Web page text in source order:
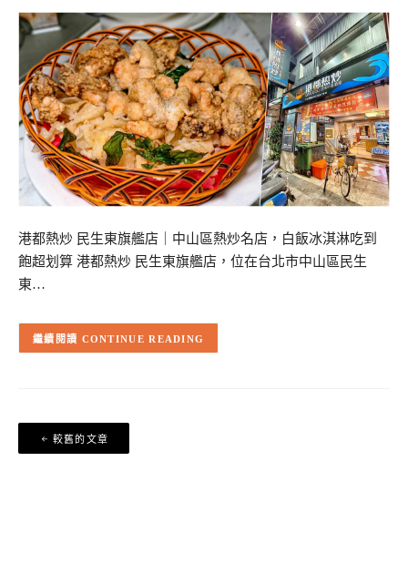
港都熱炒 民生東旗艦店｜中山區熱炒名店，白飯冰淇淋吃到
飽超划算 港都熱炒 民生東旗艦店，位在台北市中山區民生
東…
CONTINUE READING
文
章
較舊的文章